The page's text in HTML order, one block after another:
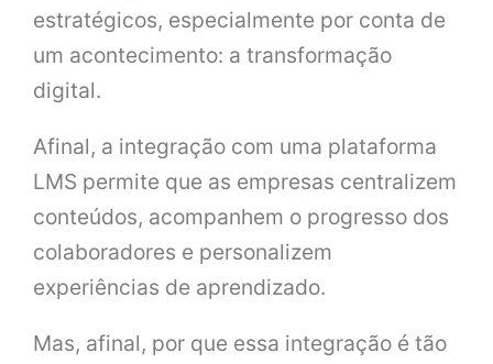
estratégicos, especialmente por conta de
um acontecimento: a transformação
digital.
Afinal, a integração com uma plataforma
LMS permite que as empresas centralizem
conteúdos, acompanhem o progresso dos
colaboradores e personalizem
experiências de aprendizado.
Mas, afinal, por que essa integração é tão